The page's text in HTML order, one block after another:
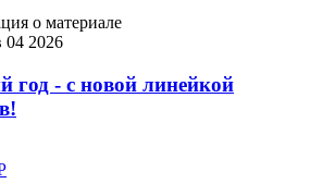
о материале
04 2026
год - с новой линейкой